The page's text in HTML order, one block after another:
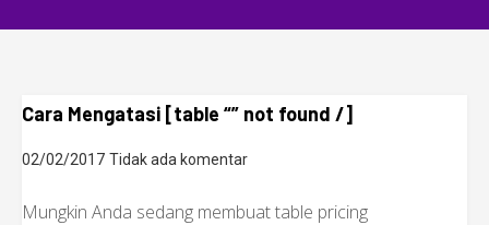
Cara Mengatasi [table “” not found /]
02/02/2017 Tidak ada komentar
Mungkin Anda sedang membuat table pricing